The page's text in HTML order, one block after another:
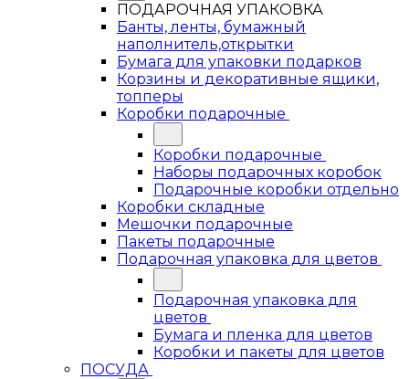
ПОДАРОЧНАЯ УПАКОВКА
Банты, ленты, бумажный
наполнитель,открытки
Бумага для упаковки подарков
Корзины и декоративные ящики,
топперы
Коробки подарочные
Коробки подарочные
Наборы подарочных коробок
Подарочные коробки отдельно
Коробки складные
Мешочки подарочные
Пакеты подарочные
Подарочная упаковка для цветов
Подарочная упаковка для
цветов
Бумага и пленка для цветов
Коробки и пакеты для цветов
ПОСУДА